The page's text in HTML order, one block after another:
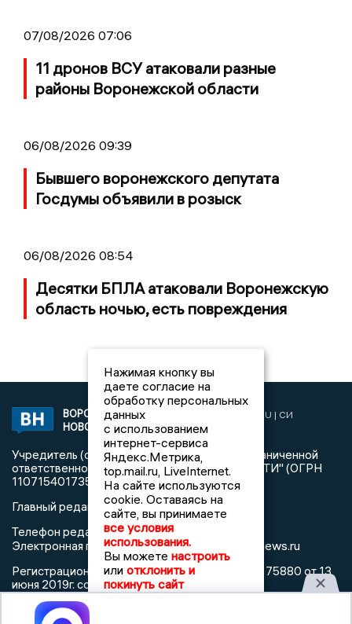
07/08/2026 07:06
11 дронов ВСУ атаковали разные
районы Воронежской области
06/08/2026 09:39
Бывшего воронежского депутата
Госдумы объявили в розыск
06/08/2026 08:54
Десятки БПЛА атаковали Воронежскую
область ночью, есть повреждения
ВОРОНЕЖСКИЕ
НОВОСТИ
2019 © VORONEZHNEWS.RU | СИ
«Воронежские новости»
Учредитель (соучредители): Общество с ограниченной
ответственностью "РЕГИОНАЛЬНЫЕ НОВОСТИ" (ОГРН
1107154017354)
Главный редактор: Пирогов А.А.
Телефон редакции: +7 (473) 262 77 92
Электронная почта редакции:info@voronezhnews.ru
Регистрационный номер: серия Эл № ФС 77 - 75880 от 13
июня 2019г. согласно выписке из реестра
зарегистрированных средств массовой информации
выдана Федеральной службой по надзору в сфере связи,
Нажимая кнопку вы
даете согласие на
обработку персональных
данных
с использованием
интернет-сервиса
Яндекс.Метрика,
top.mail.ru, LiveInternet.
На сайте используются
cookie. Оставаясь на
сайте, вы принимаете
все условия
использования.
Вы можете настроить
или отклонить и
покинуть сайт